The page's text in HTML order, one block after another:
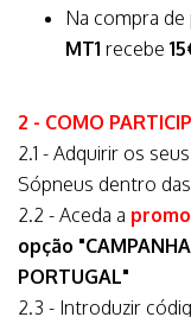
​Na compra de
MT1 recebe
2 - COMO
2.1 - Adquirir os
Sópneus dentro
2.2 - Aceda a
opção
PORTUGAL"
2.3 - Introduzir